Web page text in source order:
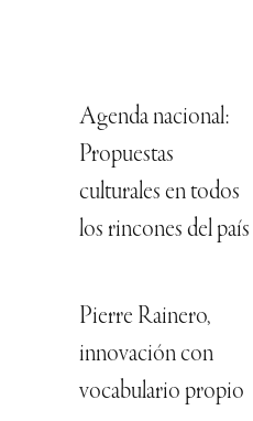
Agenda nacional:
Propuestas
culturales en todos
los rincones del país
Pierre Rainero,
innovación con
vocabulario propio